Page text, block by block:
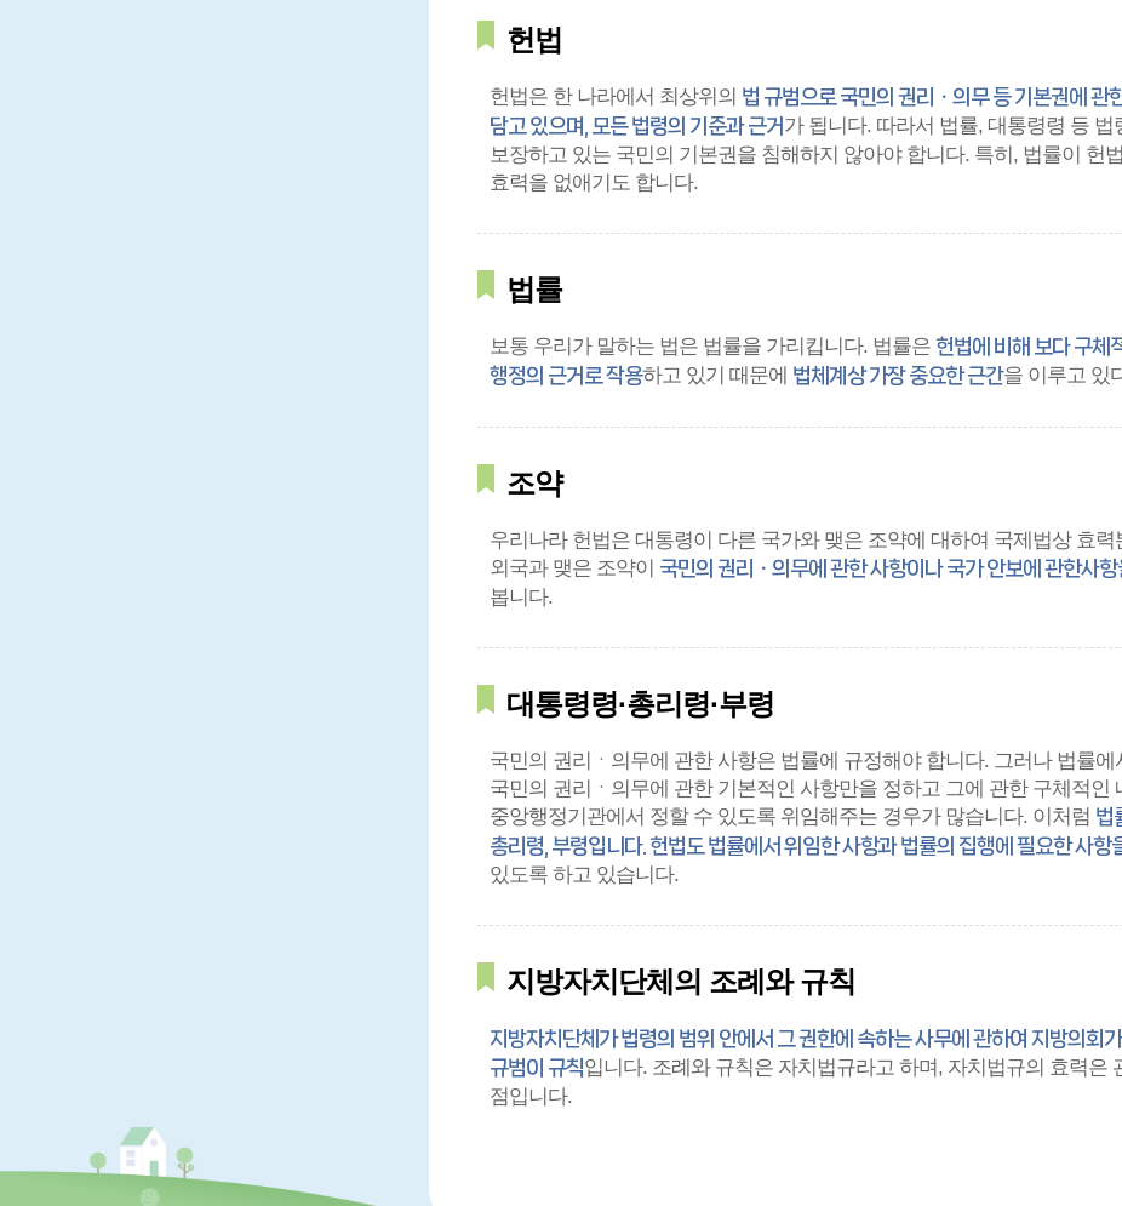
헌법
헌법은 한 나라에서 최상위의 법 규범으로 국민의 권리ㆍ의무 등 기본권에 관
담고 있으며, 모든 법령의 기준과 근거 가 됩니다. 따라서 법률, 대통령령 등
보장하고 있는 국민의 기본권을 침해하지 않아야 합니다. 특히, 법률이 헌
효력을 없애기도 합니다.
법률
보통 우리가 말하는 법은 법률을 가리킵니다. 법률은 헌법에 비해 보다 구체
행정의 근거로 작용하고 있기 때문에 법체계상 가장 중요한 근간을 이루고 있
조약
우리나라 헌법은 대통령이 다른 국가와 맺은 조약에 대하여 국제법상 효
외국과 맺은 조약이 국민의 권리ㆍ의무에 관한 사항이나 국가 안보에 관한사
봅니다.
대통령령·총리령·부령
국민의 권리ㆍ의무에 관한 사항은 법률에 규정해야 합니다. 그러나 법률
국민의 권리ㆍ의무에 관한 기본적인 사항만을 정하고 그에 관한 구체적인
중앙행정기관에서 정할 수 있도록 위임해주는 경우가 많습니다. 이처럼 법
총리령, 부령입니다. 헌법도 법률에서 위임한 사항과 법률의 집행에 필요한 사
있도록 하고 있습니다.
지방자치단체의 조례와 규칙
지방자치단체가 법령의 범위 안에서 그 권한에 속하는 사무에 관하여 지방의회
규범이 규칙입니다. 조례와 규칙은 자치법규라고 하며, 자치법규의 효력은
점입니다.